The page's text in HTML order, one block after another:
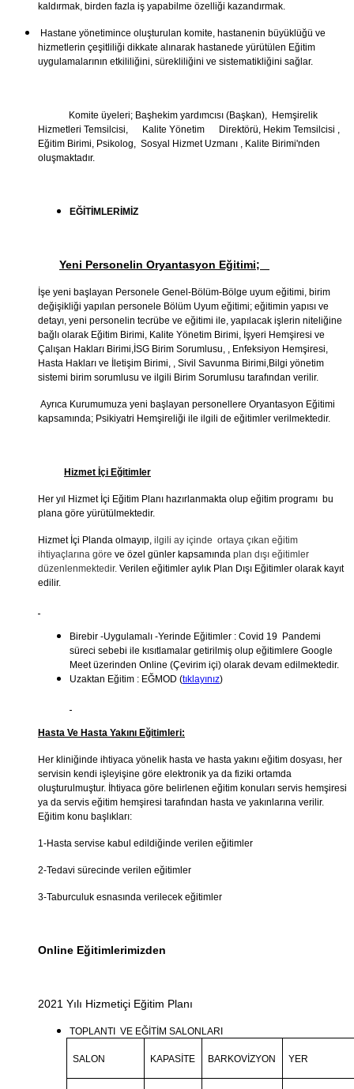
kaldırmak, birden fazla iş yapabilme özelliği kazandırmak.
Hastane yönetimince oluşturulan komite, hastanenin büyüklüğü ve
hizmetlerin çeşitliliği dikkate alınarak hastanede yürütülen Eğitim
uygulamalarının etkililiğini, sürekliliğini ve sistematikliğini sağlar.
Komite üyeleri; Başhekim yardımcısı (Başkan), Hemşirelik
Hizmetleri Temsilcisi, Kalite Yönetim Direktörü, Hekim Temsilcisi ,
Eğitim Birimi, Psikolog, Sosyal Hizmet Uzmanı , Kalite Birimi'nden
oluşmaktadır.
EĞİTİMLERİMİZ
Yeni Personelin Oryantasyon Eğitimi;
İşe yeni başlayan Personele Genel-Bölüm-Bölge uyum eğitimi, birim
değişikliği yapılan personele Bölüm Uyum eğitimi; eğitimin yapısı ve
detayı, yeni personelin tecrübe ve eğitimi ile, yapılacak işlerin niteliğine
bağlı olarak Eğitim Birimi, Kalite Yönetim Birimi, İşyeri Hemşiresi ve
Çalışan Hakları Birimi,İSG Birim Sorumlusu, , Enfeksiyon Hemşiresi,
Hasta Hakları ve İletişim Birimi, , Sivil Savunma Birimi,Bilgi yönetim
sistemi birim sorumlusu ve ilgili Birim Sorumlusu tarafından verilir.
Ayrıca Kurumumuza yeni başlayan personellere Oryantasyon Eğitimi
kapsamında; Psikiyatri Hemşireliği ile ilgili de eğitimler verilmektedir.
Hizmet İçi Eğitimler
Her yıl Hizmet İçi Eğitim Planı hazırlanmakta olup eğitim programı bu
plana göre yürütülmektedir.
Hizmet İçi Planda olmayıp, ilgili ay içinde ortaya çıkan eğitim
ihtiyaçlarına göre ve özel günler kapsamında plan dışı eğitimler
düzenlenmektedir. Verilen eğitimler aylık Plan Dışı Eğitimler olarak kayıt
edilir.
Birebir -Uygulamalı -Yerinde Eğitimler : Covid 19 Pandemi
süreci sebebi ile kısıtlamalar getirilmiş olup eğitimlere Google
Meet üzerinden Online (Çevirim içi) olarak devam edilmektedir.
Uzaktan Eğitim : EĞMOD (tıklayınız)
Hasta Ve Hasta Yakını Eğitimleri:
Her kliniğinde ihtiyaca yönelik hasta ve hasta yakını eğitim dosyası, her
servisin kendi işleyişine göre elektronik ya da fiziki ortamda
oluşturulmuştur. İhtiyaca göre belirlenen eğitim konuları servis hemşiresi
ya da servis eğitim hemşiresi tarafından hasta ve yakınlarına verilir.
Eğitim konu başlıkları:
1-Hasta servise kabul edildiğinde verilen eğitimler
2-Tedavi sürecinde verilen eğitimler
3-Taburculuk esnasında verilecek eğitimler
Online Eğitimlerimizden
2021 Yılı Hizmetiçi Eğitim Planı
TOPLANTI VE EĞİTİM SALONLARI
SALON KAPASİTE BARKOVİZYON YER